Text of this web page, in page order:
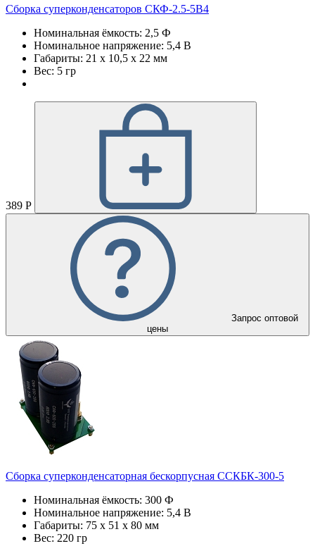
Сборка суперконденсаторов СКФ-2.5-5В4
Номинальная ёмкость: 2,5 Ф
Номинальное напряжение: 5,4 В
Габариты: 21 х 10,5 х 22 мм
Вес: 5 гр
389 Р
Запрос оптовой
цены
Сборка суперконденсаторная бескорпусная ССКБК-300-5
Номинальная ёмкость: 300 Ф
Номинальное напряжение: 5,4 В
Габариты: 75 х 51 х 80 мм
Вес: 220 гр